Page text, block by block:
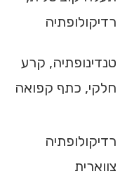
רדיקולופתיה
טנדינופתיה, קרע
חלקי, כתף קפואה
רדיקולופתיה
צווארית